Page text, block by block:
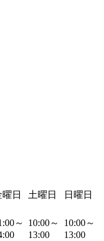
日 土曜日 日曜日
～
10:00～
13:00
10:00～
13:00